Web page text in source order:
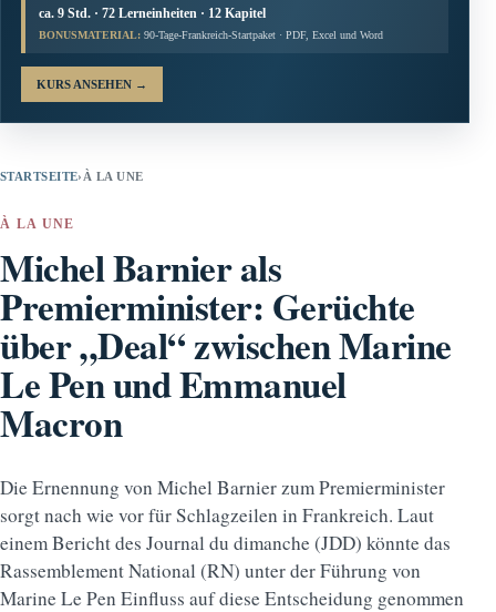
ca. 9 Std. · 72 Lerneinheiten · 12 Kapitel
BONUSMATERIAL: 90-Tage-Frankreich-Startpaket · PDF, Excel und Word
KURS ANSEHEN →
STARTSEITE› À LA UNE
À LA UNE
Michel Barnier als
Premierminister: Gerüchte
über „Deal“ zwischen Marine
Le Pen und Emmanuel
Macron
Die Ernennung von Michel Barnier zum Premierminister
sorgt nach wie vor für Schlagzeilen in Frankreich. Laut
einem Bericht des Journal du dimanche (JDD) könnte das
Rassemblement National (RN) unter der Führung von
Marine Le Pen Einfluss auf diese Entscheidung genommen